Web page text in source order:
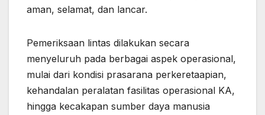
aman, selamat, dan lancar.
Pemeriksaan lintas dilakukan secara
menyeluruh pada berbagai aspek operasional,
mulai dari kondisi prasarana perkeretaapian,
kehandalan peralatan fasilitas operasional KA,
hingga kecakapan sumber daya manusia